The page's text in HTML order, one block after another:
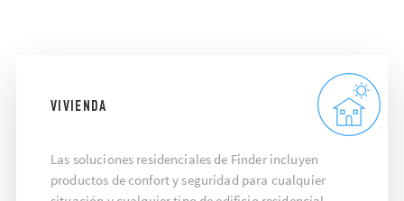
VIVIENDA
Las soluciones residenciales de Finder incluyen
productos de confort y seguridad para cualquier